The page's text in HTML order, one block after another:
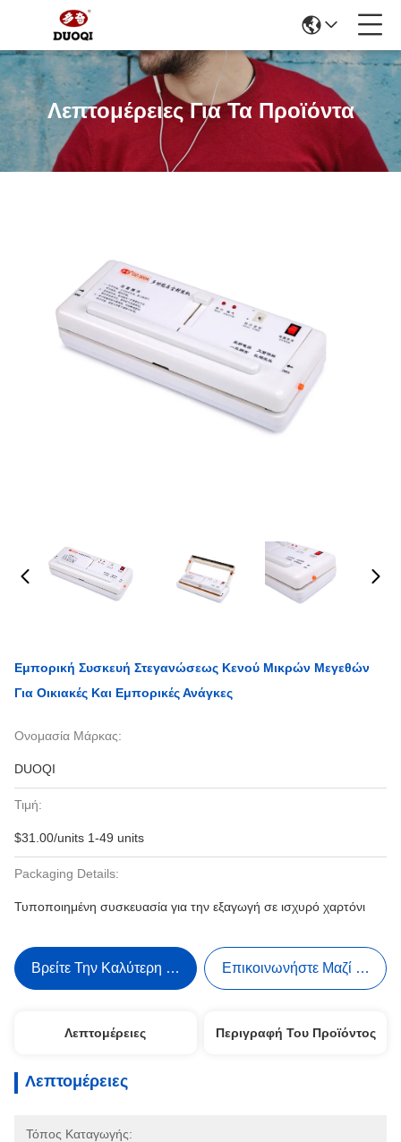
Λεπτομέρειες Για Τα Προϊόντα
Εμπορική Συσκευή Στεγανώσεως Κενού Μικρών Μεγεθών
Για Οικιακές Και Εμπορικές Ανάγκες
Ονομασία Μάρκας:
DUOQI
Τιμή:
$31.00/units 1-49 units
Packaging Details:
Τυποποιημένη συσκευασία για την εξαγωγή σε ισχυρό χαρτόνι
Βρείτε Την Καλύτερη Τιμή Επικοινωνήστε Μαζί Μας
Λεπτομέρειες Περιγραφή Του Προϊόντος
Λεπτομέρειες
Τόπος Καταγωγής: